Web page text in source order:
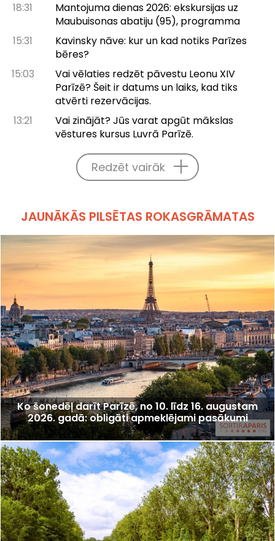
18:31
Mantojuma dienas 2026: ekskursijas uz
Maubuisonas abatiju (95), programma
15:31
Kavinsky nāve: kur un kad notiks Parīzes
bēres?
15:03
Vai vēlaties redzēt pāvestu Leonu XIV
Parīzē? Šeit ir datums un laiks, kad tiks
atvērti rezervācijas.
13:21
Vai zinājāt? Jūs varat apgūt mākslas
vēstures kursus Luvrā Parīzē.
Redzēt vairāk
JAUNĀKĀS PILSĒTAS ROKASGRĀMATAS
Ko šonedēļ darīt Parīzē, no 10. līdz 16. augustam
2026. gadā: obligāti apmeklējami pasākumi